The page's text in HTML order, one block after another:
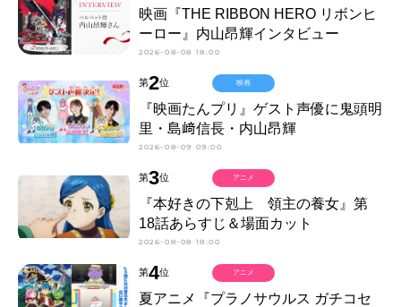
映画『THE RIBBON HERO リボンヒ
ーロー』内山昂輝インタビュー
2026-08-08 18:00
第2位
『映画たんプリ』ゲスト声優に鬼頭明
里・島﨑信長・内山昂輝
2026-08-09 09:00
映画
第3位
『本好きの下剋上 領主の養女』第
18話あらすじ＆場面カット
2026-08-08 18:00
アニメ
第4位
夏アニメ『プラノサウルス ガチコセ
アニメ